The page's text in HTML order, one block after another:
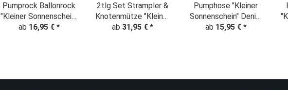
Pumprock Ballonrock
"Kleiner Sonnenschein"
Denim Loo
ab 16,95 € *
2tlg Set Strampler &
Knotenmütze "Kleiner
Sonnenschein" Denim
ab 31,95 € *
Pumphose "Kleiner
Sonnenschein" Denim
Look
ab 15,95 € *